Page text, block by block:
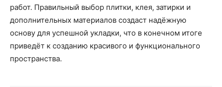
работ. Правильный выбор плитки, клея, затирки и
дополнительных материалов создаст надёжную
основу для успешной укладки, что в конечном итоге
приведёт к созданию красивого и функционального
пространства.